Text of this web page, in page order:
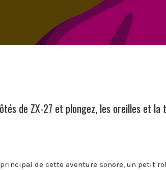
de ZX-27 et plongez, les oreilles et
principal de cette aventure sonore, un petit